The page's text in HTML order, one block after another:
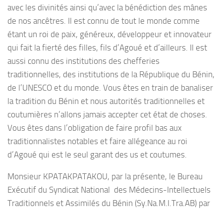
avec les divinités ainsi qu’avec la bénédiction des mânes
de nos ancêtres. Il est connu de tout le monde comme
étant un roi de paix, généreux, développeur et innovateur
qui fait la fierté des filles, fils d’Agoué et d’ailleurs. Il est
aussi connu des institutions des chefferies
traditionnelles, des institutions de la République du Bénin,
de l’UNESCO et du monde. Vous êtes en train de banaliser
la tradition du Bénin et nous autorités traditionnelles et
coutumières n’allons jamais accepter cet état de choses.
Vous êtes dans l’obligation de faire profil bas aux
traditionnalistes notables et faire allégeance au roi
d’Agoué qui est le seul garant des us et coutumes.
Monsieur KPATAKPATAKOU, par la présente, le Bureau
Exécutif du Syndicat National des Médecins-Intellectuels
Traditionnels et Assimilés du Bénin (Sy.Na.M.I.Tra.AB) par